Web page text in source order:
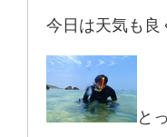
今日は天気も良
と